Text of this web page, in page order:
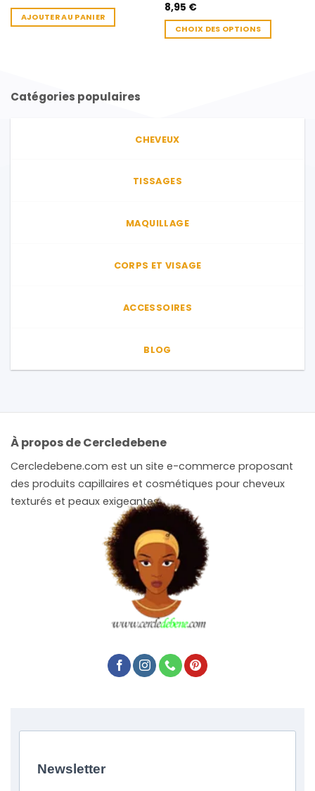
AJOUTER AU PANIER
8,95 €
CHOIX DES OPTIONS
options
choisies
page
Catégories populaires
CHEVEUX
TISSAGES
MAQUILLAGE
CORPS ET VISAGE
ACCESSOIRES
BLOG
À propos de Cercledebene
Cercledebene.com est un site e-commerce proposant
des produits capillaires et cosmétiques pour cheveux
texturés et peaux exigeantes.
Newsletter